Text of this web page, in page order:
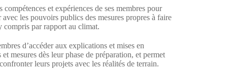
et expériences de ses membres pour
les pouvoirs publics des mesures propres à faire
compris par rapport au climat.
d’accéder aux explications et mises en
mesures dès leur phase de préparation, et permet
leurs projets avec les réalités de terrain.